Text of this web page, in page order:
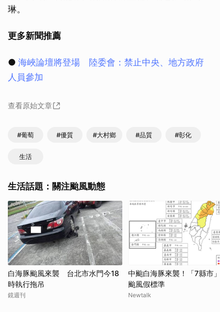
琳。
更多新聞推薦
● 海峽論壇將登場 陸委會：禁止中央、地方政府
人員參加
查看原始文章
#葡萄 #優質 #大村鄉 #品質 #彰化
生活
生活話題：關注颱風動態
白海豚颱風來襲 台北市水門今18
時執行拖吊
鏡週刊
中颱白海豚來襲！「7縣市
颱風假標準
Newtalk